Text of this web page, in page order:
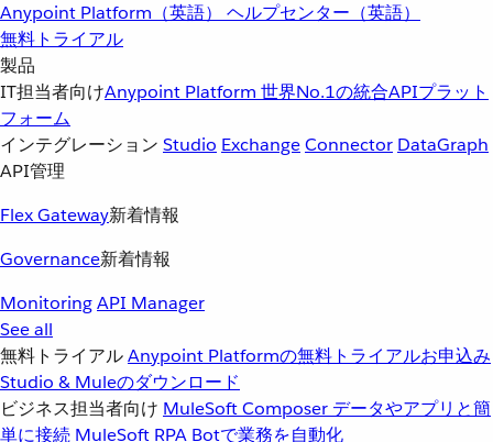
Anypoint Platform（英語） ヘルプセンター（英語）
無料トライアル
製品
IT担当者向けAnypoint Platform 世界No.1の統合APIプラット
フォーム
インテグレーション Studio ExchangeConnector DataGraph
API管理
Flex Gateway新着情報
Governance新着情報
MonitoringAPI Manager
See all
無料トライアルAnypoint Platformの無料トライアルお申込み
Studio & Muleのダウンロード
ビジネス担当者向け MuleSoft Composer データやアプリと簡
単に接続 MuleSoft RPA Botで業務を自動化